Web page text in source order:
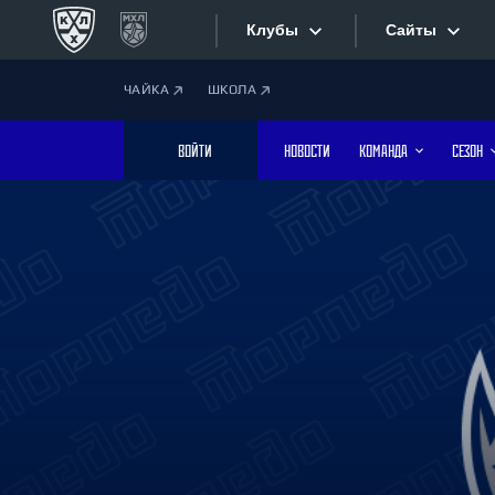
Клубы
Дивизион Боброва
Лада
Сайты
Текстовые
Фотобанк
ЧАЙКА ШКОЛА
ВОЙТИ НОВОСТИ КОМАНДА СЕЗОН